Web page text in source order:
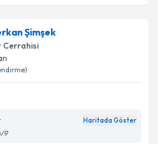
e-posta ile bilgilendireceğiz.
ve kişisel verilerimin belirtilen
kabul ediyorum.
Şimşek
Cerrahisi
Haritada Göster
9